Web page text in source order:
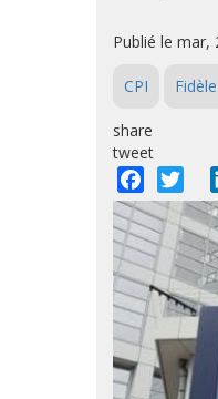
Publié le
CPI
share
tweet